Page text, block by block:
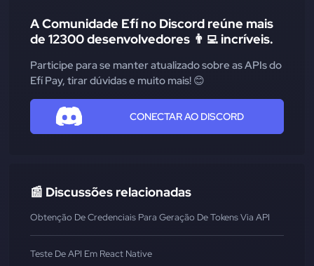
A Comunidade Efí no Discord reúne mais
de 12300 desenvolvedores 👨‍💻 incríveis.
Participe para se manter atualizado sobre as APIs do
Efí Pay, tirar dúvidas e muito mais! 😊
CONECTAR AO DISCORD
📰 Discussões relacionadas
Obtenção De Credenciais Para Geração De Tokens Via API
Teste De API Em React Native